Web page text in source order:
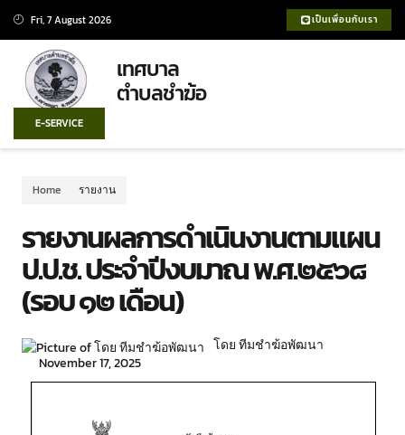
Fri, 7 August 2026 เป็นเพื่อนกับเรา
เทศบาล
ตำบลชำฆ้อ
E-SERVICE
Home รายงาน
รายงานผลการดำเนินงานตามแผน
ป.ป.ช. ประจำปีงบมาณ พ.ศ.๒๕๖๘
(รอบ ๑๒ เดือน)
โดย ทีมชำฆ้อพัฒนา
November 17, 2025